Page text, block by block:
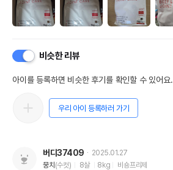
비슷한 리뷰
아이를 등록하면 비슷한 후기를 확인할 수 있어요.
우리 아이 등록하러 가기
버디37409
2025.01.27
뭉치 (수컷) 8살 8kg 비숑프리제